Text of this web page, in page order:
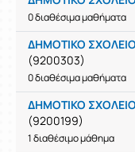
0 διαθέσιμα μαθήματα
ΔΗΜΟΤΙΚΟ
(9200303)
0 διαθέσιμα μαθήματα
ΔΗΜΟΤΙΚΟ
(9200199)
1 διαθέσιμο μάθημα